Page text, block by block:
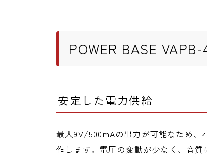
POWER BASE
安定した電力供給
最大9V/500mAの出力が可能なため、
作します。電圧の変動が少なく、音質